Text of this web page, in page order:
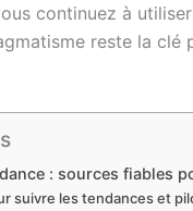
continuez à
reste la clé
: sources fiables
suivre les tendances et